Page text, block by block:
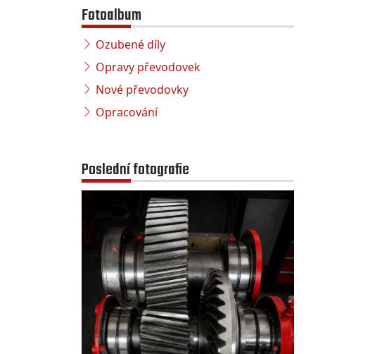
Fotoalbum
Ozubené díly
Opravy převodovek
Nové převodovky
Opracování
Poslední fotografie